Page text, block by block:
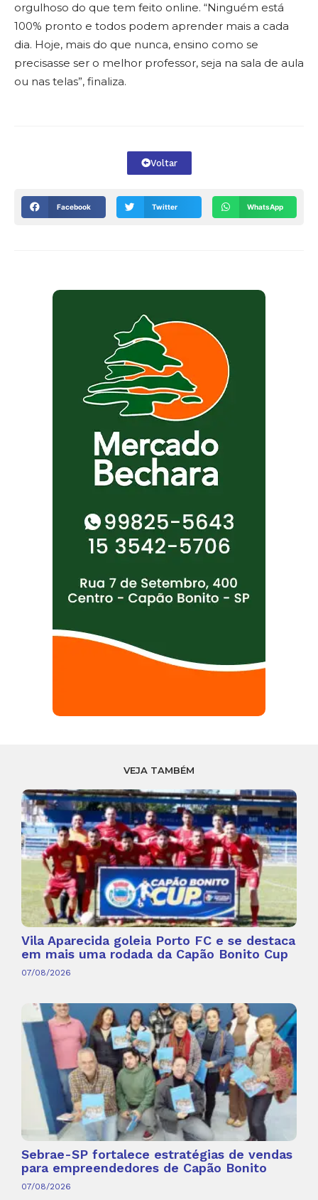
orgulhoso do que tem feito online. “Ninguém está
100% pronto e todos podem aprender mais a cada
dia. Hoje, mais do que nunca, ensino como se
precisasse ser o melhor professor, seja na sala de aula
ou nas telas”, finaliza.
Voltar
Facebook Twitter WhatsApp
VEJA TAMBÉM
Vila Aparecida goleia Porto FC e se destaca
em mais uma rodada da Capão Bonito Cup
07/08/2026
Sebrae-SP fortalece estratégias de vendas
para empreendedores de Capão Bonito
07/08/2026